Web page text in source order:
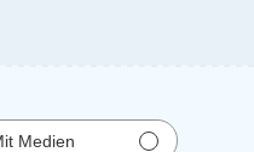
Medien